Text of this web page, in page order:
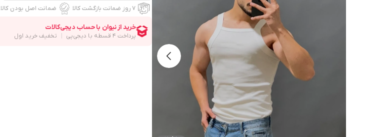
۷ روز ضمانت بازگشت کالا ضمانت اصل بودن کالا